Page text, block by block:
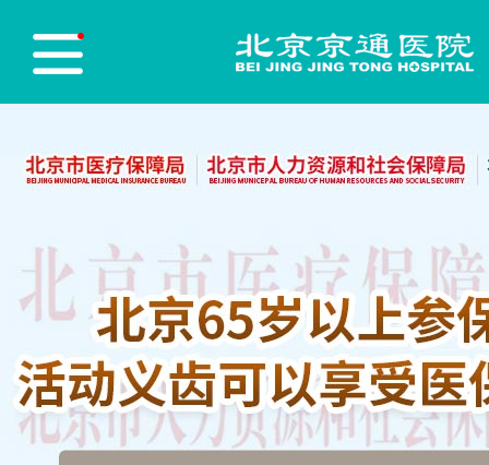
医院首页 Hospital Home
医师团队 Physician Team
志愿服务 Red blood cell
党员先锋 Party Building